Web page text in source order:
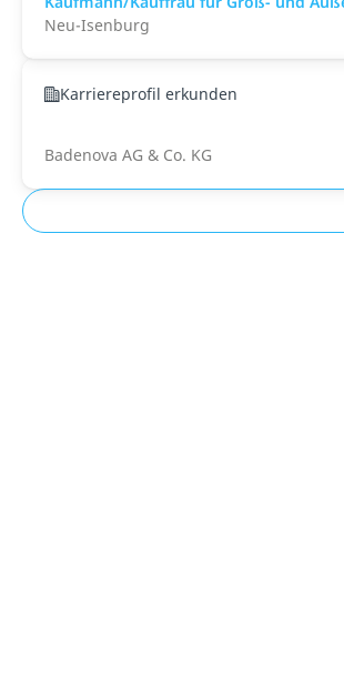
Neu-Isenburg
Karriereprofil erkunden
Badenova AG & Co. KG